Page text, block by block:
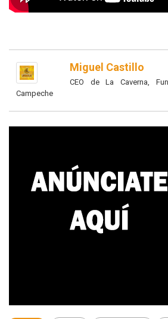
Miguel Castillo
CEO de La Caverna,
Campeche